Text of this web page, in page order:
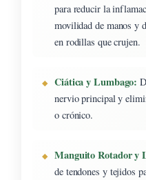
para reducir la
movilidad de manos y
en rodillas que crujen.
Ciática y Lumbago:
nervio principal y
o crónico.
Manguito Rotador y
de tendones y tejidos